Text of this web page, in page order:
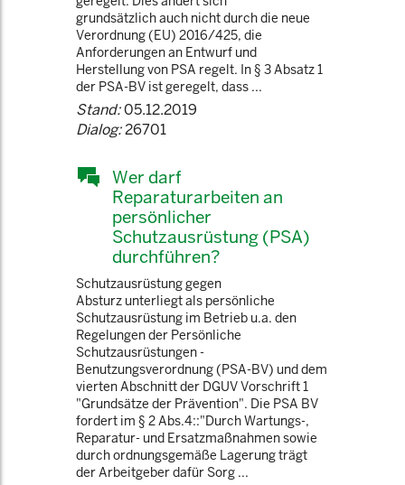
grundsätzlich auch nicht durch die neue
Verordnung (EU) 2016/425, die
Anforderungen an Entwurf und
Herstellung von PSA regelt. In § 3 Absatz 1
der PSA-BV ist geregelt, dass ...
Stand:05.12.2019
Dialog:26701
Wer darf
Reparaturarbeiten an
persönlicher
Schutzausrüstung (PSA)
durchführen?
Schutzausrüstung gegen
Absturz unterliegt als persönliche
Schutzausrüstung im Betrieb u.a. den
Regelungen der Persönliche
Schutzausrüstungen -
Benutzungsverordnung (PSA-BV) und dem
vierten Abschnitt der DGUV Vorschrift 1
"Grundsätze der Prävention". Die PSA BV
fordert im § 2 Abs.4::"Durch Wartungs-,
Reparatur- und Ersatzmaßnahmen sowie
durch ordnungsgemäße Lagerung trägt
der Arbeitgeber dafür Sorg ...